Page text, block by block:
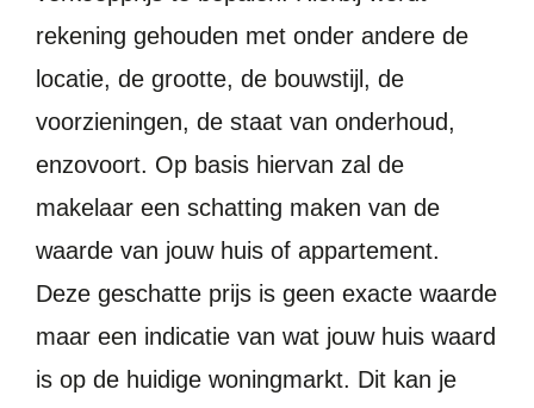
rekening gehouden met onder andere de
locatie, de grootte, de bouwstijl, de
voorzieningen, de staat van onderhoud,
enzovoort. Op basis hiervan zal de
makelaar een schatting maken van de
waarde van jouw huis of appartement.
Deze geschatte prijs is geen exacte waarde
maar een indicatie van wat jouw huis waard
is op de huidige woningmarkt. Dit kan je